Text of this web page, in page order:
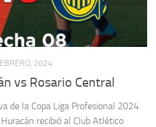
2024
vs Rosario Central
de la Copa Liga Profesional 2024
recibió al Club Atlético